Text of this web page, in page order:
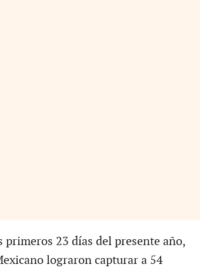
primeros 23 días del presente año,
lograron capturar a 54